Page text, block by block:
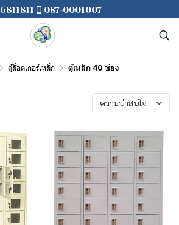
087-0001007
ตู้ล็อคเกอร์เหล็ก ตู้เหล็ก 40 ช่อง
ความน่าสนใจ